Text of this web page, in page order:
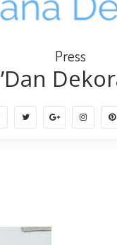
Press